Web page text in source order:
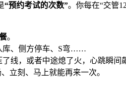
“预约考试的次数”。你每在“交管
。
库、侧方停车、S弯……
线，或者中途熄了火，心跳瞬
立刻、马上就能再来一次。